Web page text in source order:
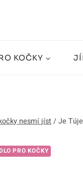
KOČKY
nesmí jíst / Je
PRO KOČKY